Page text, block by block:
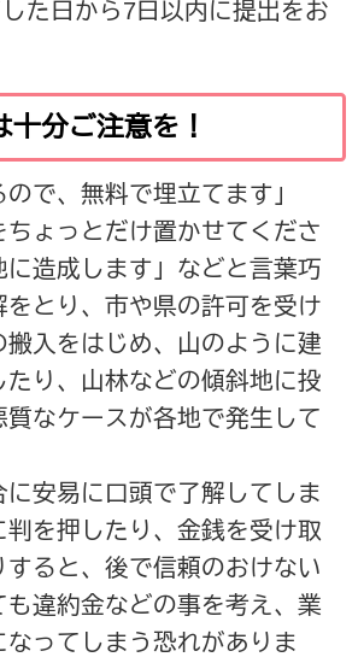
た日から7日以内に提出をお
分ご注意を！
ので、無料で埋立てます」
ちょっとだけ置かせてくださ
に造成します」などと言葉巧
をとり、市や県の許可を受け
搬入をはじめ、山のように建
り、山林などの傾斜地に投
なケースが各地で発生して
に安易に口頭で了解してしま
判を押したり、金銭を受け取
すると、後で信頼のおけない
違約金などの事を考え、業
ってしまう恐れがありま